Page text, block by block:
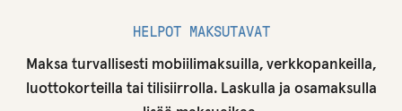
HELPOT MAKSUTAVAT
Maksa turvallisesti mobiilimaksuilla, verkkopankeilla,
luottokorteilla tai tilisiirrolla. Laskulla ja osamaksulla